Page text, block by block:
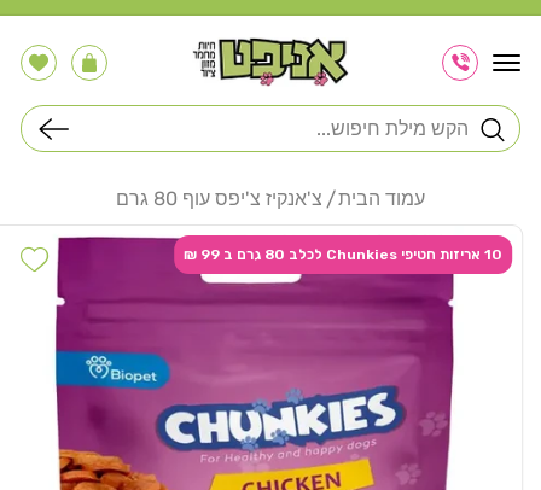
דלג
לתוכן
חיפוש
עֲגָלָההרשימה
שלי
עמוד הבית צ'אנקיז צ'יפס עוף 80 גרם
דלג
לפרטי
המוצר
10 אריזות חטיפי Chunkies לכלב 80 גרם ב 99 ₪